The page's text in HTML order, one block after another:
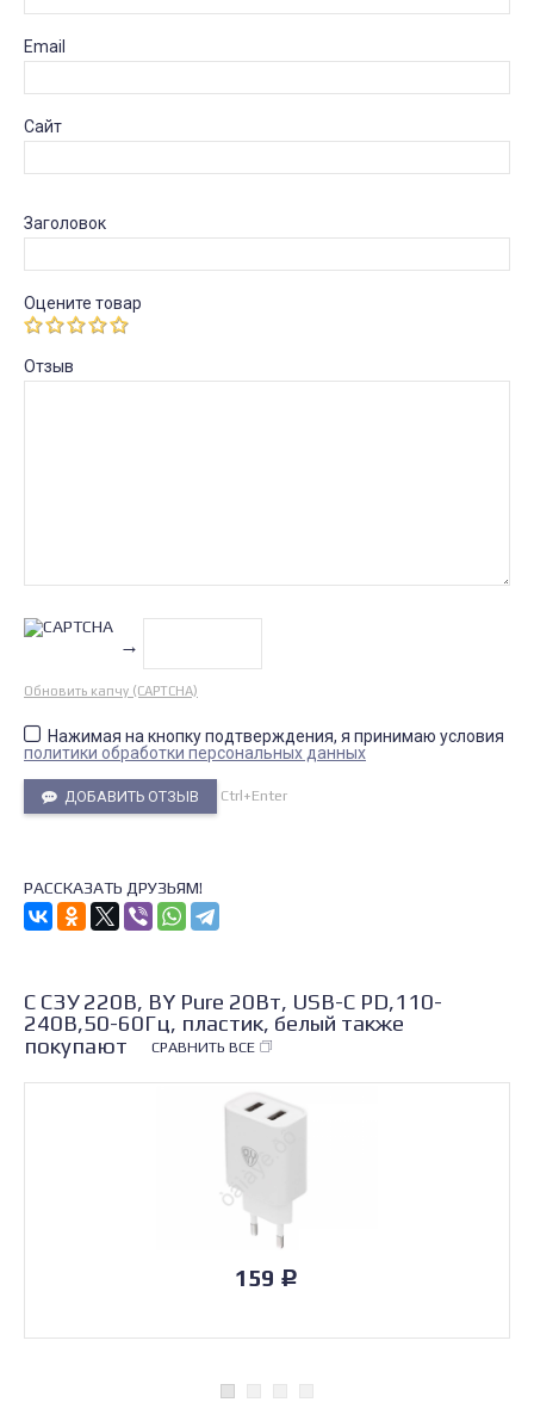
Email
Сайт
Заголовок
Оцените товар
Отзыв
→
Обновить капчу (CAPTCHA)
Нажимая на кнопку подтверждения, я принимаю условия
политики обработки персональных данных
ДОБАВИТЬ ОТЗЫВ Ctrl+Enter
РАССКАЗАТЬ ДРУЗЬЯМ!
С СЗУ 220В, BY Pure 20Вт, USB-C PD,110-
240В,50-60Гц, пластик, белый также
покупают
СРАВНИТЬ ВСЕ
159 Р